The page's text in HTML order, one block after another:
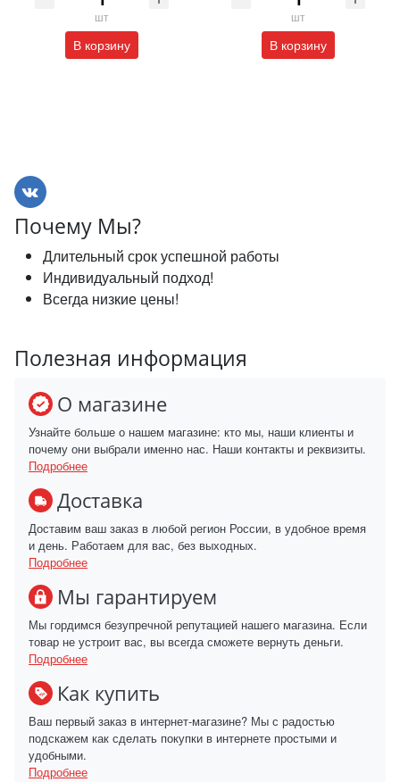
шт
В корзину
шт
В корзину
Почему Мы?
Длительный срок успешной работы
Индивидуальный подход!
Всегда низкие цены!
Полезная информация
О магазине
Узнайте больше о нашем магазине: кто мы, наши клиенты и
почему они выбрали именно нас. Наши контакты и реквизиты.
Подробнее
Доставка
Доставим ваш заказ в любой регион России, в удобное время
и день. Работаем для вас, без выходных.
Подробнее
Мы гарантируем
Мы гордимся безупречной репутацией нашего магазина. Если
товар не устроит вас, вы всегда сможете вернуть деньги.
Подробнее
Как купить
Ваш первый заказ в интернет-магазине? Мы с радостью
подскажем как сделать покупки в интернете простыми и
удобными.
Подробнее